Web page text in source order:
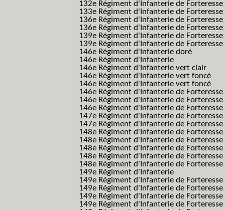
132e Régiment d'Infanterie de Forteresse
133e Régiment d'Infanterie de Forteresse
136e Régiment d'Infanterie de Forteresse
136e Régiment d'Infanterie de
139e Régiment d'Infanterie de
139e Régiment d'Infanterie de
146e Régiment d'Infanterie doré
146e Régiment d'Infanterie
146e Régiment d'Infanterie vert clair
146e Régiment d'Infanterie vert foncé
146e Régiment d'Infanterie vert foncé
146e Régiment d'Infanterie de
146e Régiment d'Infanterie de
146e Régiment d'Infanterie de
147e Régiment d'Infanterie de Forteresse
147e Régiment d'Infanterie de Forteresse
148e Régiment d'Infanterie de Forteresse
148e Régiment d'Infanterie de Forteresse
148e Régiment d'Infanterie de Forteresse
148e Régiment d'Infanterie de Forteresse
148e Régiment d'Infanterie de Forteresse
149e Régiment d'Infanterie
149e Régiment d'Infanterie de
149e Régiment d'Infanterie de
149e Régiment d'Infanterie de
149e Régiment d'Infanterie de